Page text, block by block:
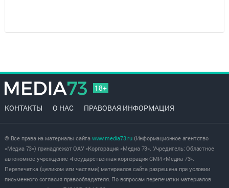
18+
КОНТАКТЫ О НАС ПРАВОВАЯ ИНФОРМАЦИЯ
© Все права на материалы сайта www.media73.ru(Информационное агентство
«Медиа 73») принадлежат ОАУ «Корпорация «Медиа 73». Учредитель: Областное
автономное учреждение «Государственная корпорация СМИ «Медиа 73».
Перепечатка (целиком или частями) материалов сайта разрешена при условии
письменного согласия правообладателя. По вопросам перепечатки материалов